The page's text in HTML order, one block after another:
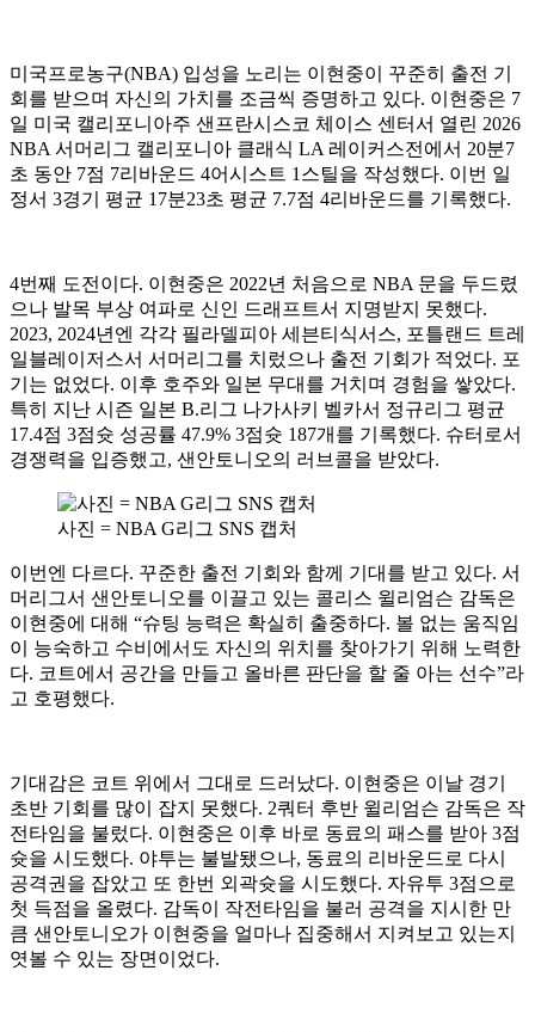
미국프로농구(NBA) 입성을 노리는 이현중이 꾸준히 출전 기
회를 받으며 자신의 가치를 조금씩 증명하고 있다. 이현중은 7
일 미국 캘리포니아주 샌프란시스코 체이스 센터서 열린 2026
NBA 서머리그 캘리포니아 클래식 LA 레이커스전에서 20분7
초 동안 7점 7리바운드 4어시스트 1스틸을 작성했다. 이번 일
정서 3경기 평균 17분23초 평균 7.7점 4리바운드를 기록했다.
4번째 도전이다. 이현중은 2022년 처음으로 NBA 문을 두드렸
으나 발목 부상 여파로 신인 드래프트서 지명받지 못했다.
2023, 2024년엔 각각 필라델피아 세븐티식서스, 포틀랜드 트레
일블레이저스서 서머리그를 치렀으나 출전 기회가 적었다. 포
기는 없었다. 이후 호주와 일본 무대를 거치며 경험을 쌓았다.
특히 지난 시즌 일본 B.리그 나가사키 벨카서 정규리그 평균
17.4점 3점슛 성공률 47.9% 3점슛 187개를 기록했다. 슈터로서
경쟁력을 입증했고, 샌안토니오의 러브콜을 받았다.
사진 = NBA G리그 SNS 캡처
이번엔 다르다. 꾸준한 출전 기회와 함께 기대를 받고 있다. 서
머리그서 샌안토니오를 이끌고 있는 콜리스 윌리엄슨 감독은
이현중에 대해 “슈팅 능력은 확실히 출중하다. 볼 없는 움직임
이 능숙하고 수비에서도 자신의 위치를 찾아가기 위해 노력한
다. 코트에서 공간을 만들고 올바른 판단을 할 줄 아는 선수”라
고 호평했다.
기대감은 코트 위에서 그대로 드러났다. 이현중은 이날 경기
초반 기회를 많이 잡지 못했다. 2쿼터 후반 윌리엄슨 감독은 작
전타임을 불렀다. 이현중은 이후 바로 동료의 패스를 받아 3점
슛을 시도했다. 야투는 불발됐으나, 동료의 리바운드로 다시
공격권을 잡았고 또 한번 외곽슛을 시도했다. 자유투 3점으로
첫 득점을 올렸다. 감독이 작전타임을 불러 공격을 지시한 만
큼 샌안토니오가 이현중을 얼마나 집중해서 지켜보고 있는지
엿볼 수 있는 장면이었다.